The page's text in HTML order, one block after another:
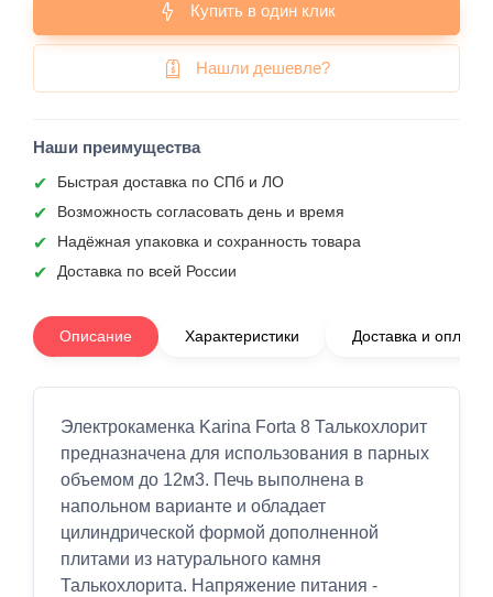
Купить в один клик
Нашли дешевле?
Наши преимущества
Быстрая доставка по СПб и ЛО
Возможность согласовать день и время
Надёжная упаковка и сохранность товара
Доставка по всей России
Описание Характеристики Доставка и оплата
Электрокаменка Karina Forta 8 Талькохлорит
предназначена для использования в парных
объемом до 12м3. Печь выполнена в
напольном варианте и обладает
цилиндрической формой дополненной
плитами из натурального камня
Талькохлорита. Напряжение питания -